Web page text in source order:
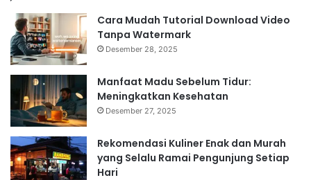
Cara Mudah Tutorial Download Video
Tanpa Watermark
Desember 28, 2025
Manfaat Madu Sebelum Tidur:
Meningkatkan Kesehatan
Desember 27, 2025
Rekomendasi Kuliner Enak dan Murah
yang Selalu Ramai Pengunjung Setiap
Hari